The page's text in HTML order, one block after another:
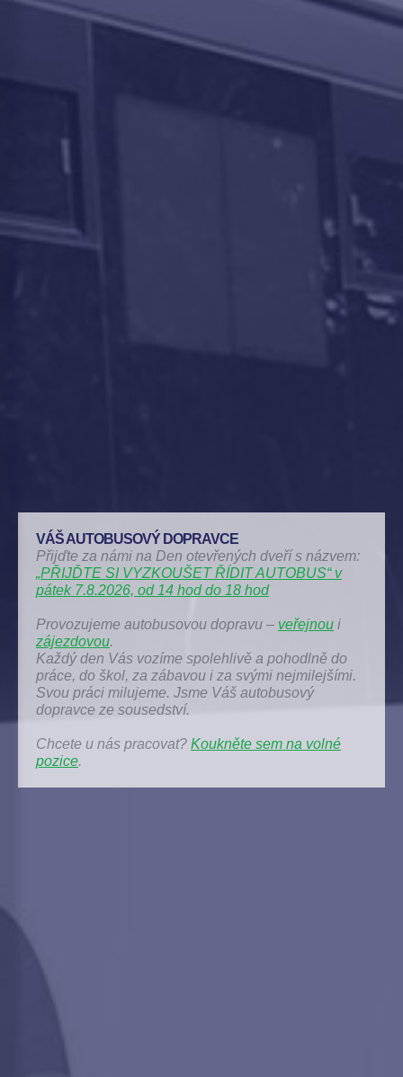
VÁŠ AUTOBUSOVÝ DOPRAVCE
Přijďte za námi na Den otevřených dveří s názvem:
„PŘIJĎTE SI VYZKOUŠET ŘÍDIT AUTOBUS“ v
pátek 7.8.2026, od 14 hod do 18 hod
Provozujeme autobusovou dopravu – veřejnou i
zájezdovou.
Každý den Vás vozíme spolehlivě a pohodlně do
práce, do škol, za zábavou i za svými nejmilejšími.
Svou práci milujeme. Jsme Váš autobusový
dopravce ze sousedství.
Chcete u nás pracovat? Koukněte sem na volné
pozice.